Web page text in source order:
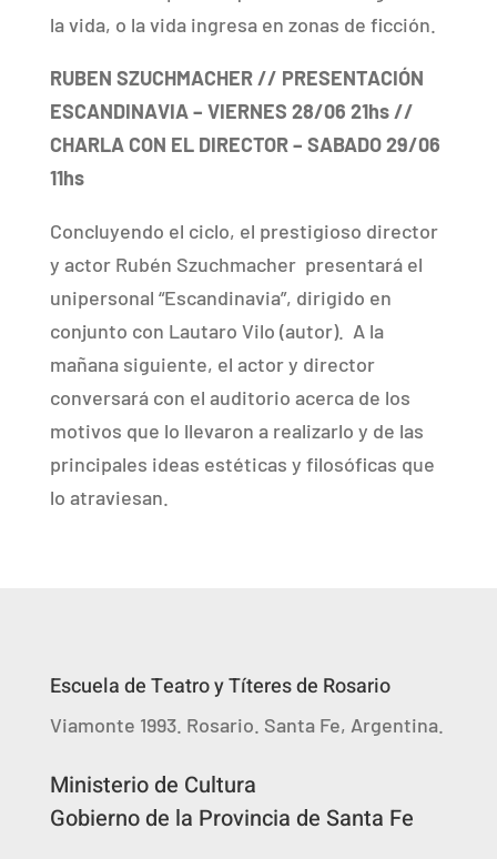
la vida, o la vida ingresa en zonas de ficción.
RUBEN SZUCHMACHER// PRESENTACIÓN
ESCANDINAVIA – VIERNES 28/06 21hs //
CHARLA CON EL DIRECTOR – SABADO 29/06
11hs
Concluyendo el ciclo, el prestigioso director
y actor Rubén Szuchmacher presentará el
unipersonal “Escandinavia”, dirigido en
conjunto con Lautaro Vilo (autor). A la
mañana siguiente, el actor y director
conversará con el auditorio acerca de los
motivos que lo llevaron a realizarlo y de las
principales ideas estéticas y filosóficas que
lo atraviesan.
Escuela de Teatro y Títeres de Rosario
Viamonte 1993. Rosario. Santa Fe, Argentina.
Ministerio de Cultura
Gobierno de la Provincia de Santa Fe